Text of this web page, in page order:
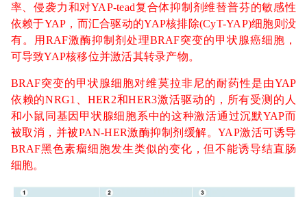
率、侵袭力和对YAP-tead复合体抑制剂维替普芬的敏感性
依赖于YAP，而汇合驱动的YAP核排除(CyT-YAP)细胞则没
有。用RAF激酶抑制剂处理BRAF突变的甲状腺癌细胞，
可导致YAP核移位并激活其转录产物。
BRAF突变的甲状腺细胞对维莫拉非尼的耐药性是由YAP
依赖的NRG1、HER2和HER3激活驱动的，所有受测的人
和小鼠同基因甲状腺细胞系中的这种激活通过沉默YAP而
被取消，并被PAN-HER激酶抑制剂缓解。YAP激活可诱导
BRAF黑色素瘤细胞发生类似的变化，但不能诱导结直肠
细胞。